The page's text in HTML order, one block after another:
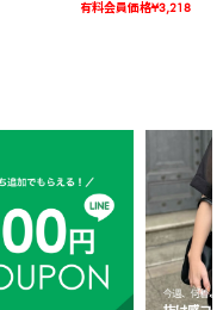
有料会員価格¥3,218